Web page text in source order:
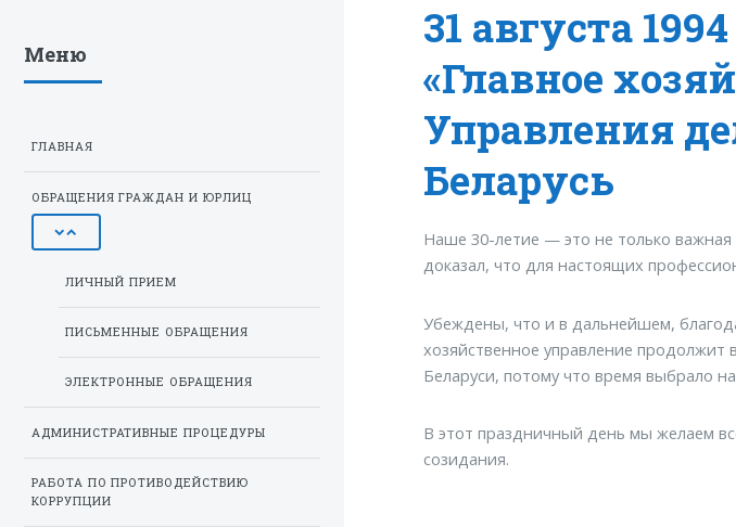
31 августа
«Главное
Управления
Беларусь
Наше 30-летие — это не только важная
доказал, что для настоящих
Убеждены, что и в дальнейшем,
хозяйственное управление
Беларуси, потому что время выбрало
В этот праздничный день мы желаем
созидания.
Меню
ГЛАВНАЯ
ОБРАЩЕНИЯ ГРАЖДАН И ЮРЛИЦ
ЛИЧНЫЙ ПРИЕМ
ПИСЬМЕННЫЕ ОБРАЩЕНИЯ
ЭЛЕКТРОННЫЕ ОБРАЩЕНИЯ
АДМИНИСТРАТИВНЫЕ ПРОЦЕДУРЫ
РАБОТА ПО ПРОТИВОДЕЙСТВИЮ
КОРРУПЦИИ